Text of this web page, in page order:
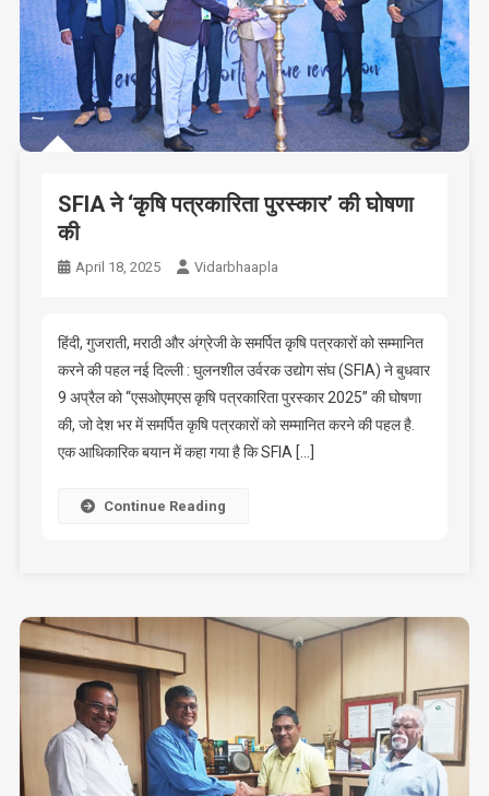
SFIA ने ‘कृषि पत्रकारिता पुरस्कार’ की घोषणा
की
April 18, 2025 Vidarbhaapla
हिंदी, गुजराती, मराठी और अंग्रेजी के समर्पित कृषि पत्रकारों को सम्मानित
करने की पहल नई दिल्ली : घुलनशील उर्वरक उद्योग संघ (SFIA) ने बुधवार
9 अप्रैल को ‘‘एसओएमएस कृषि पत्रकारिता पुरस्कार 2025’’ की घोषणा
की, जो देश भर में समर्पित कृषि पत्रकारों को सम्मानित करने की पहल है.
एक आधिकारिक बयान में कहा गया है कि SFIA […]
Continue Reading